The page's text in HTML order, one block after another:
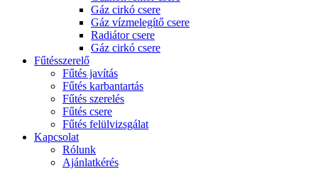
Gáz cirkó csere
Gáz vízmelegítő csere
Radiátor csere
Gáz cirkó csere
Fűtésszerelő
Fűtés javítás
Fűtés karbantartás
Fűtés szerelés
Fűtés csere
Fűtés felülvizsgálat
Kapcsolat
Rólunk
Ajánlatkérés